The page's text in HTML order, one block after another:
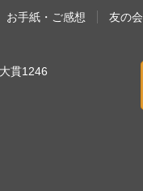
お手紙・ご感想 友の会
貫1246